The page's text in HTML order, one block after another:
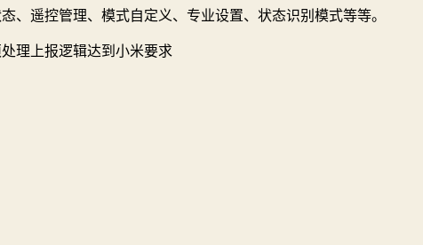
、遥控管理、模式自定义、专业设置、状态识别模式等等。
理上报逻辑达到小米要求